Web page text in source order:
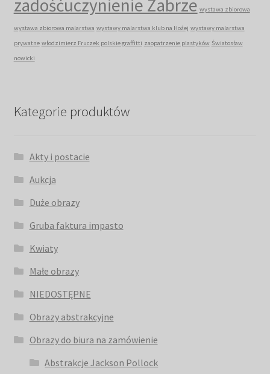
zadośćuczynienie Zabrze wystawa zbiorowa
wystawa zbiorowa malarstwa wystawy malarstwa klub na Hożej wystawy malarstwa
prywatne włodzimierz Fruczek polskie graffitti zaopatrzenie plastyków Światosław
nowicki
Kategorie produktów
Akty i postacie
Aukcja
Duże obrazy
Gruba faktura impasto
Kwiaty
Małe obrazy
NIEDOSTĘPNE
Obrazy abstrakcyjne
Obrazy do biura na zamówienie
Abstrakcje Jackson Pollock